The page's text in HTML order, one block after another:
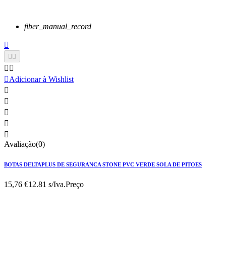
fiber_manual_record


 
Adicionar à Wishlist





Avaliação(0)
BOTAS DELTAPLUS DE SEGURANCA STONE PVC VERDE SOLA DE PITOES
15,76 €12.81 s/Iva.Preço